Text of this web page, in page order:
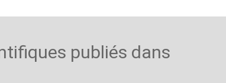
publiés dans